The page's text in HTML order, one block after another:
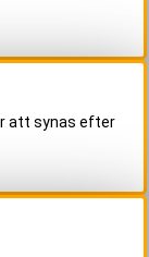
att synas efter